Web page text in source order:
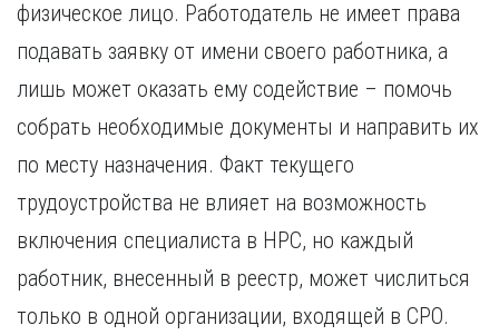
физическое лицо. Работодатель не имеет права
подавать заявку от имени своего работника, а
лишь может оказать ему содействие – помочь
собрать необходимые документы и направить их
по месту назначения. Факт текущего
трудоустройства не влияет на возможность
включения специалиста в НРС, но каждый
работник, внесенный в реестр, может числиться
только в одной организации, входящей в СРО.